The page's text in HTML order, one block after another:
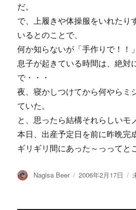
だ。
で、上履きや体操服をいれたり
いるとのことで、
何か知らないが「手作りで！！
息子が起きている時間は、絶対
で・・・
夜、寝かしつけてから何やらミ
ていた。
と、思ったら結構それらしいモ
本日、出産予定日を前に昨晩完
ギリギリ間にあった～っってと
投
Nagisa Beer
投
2006年2月17日